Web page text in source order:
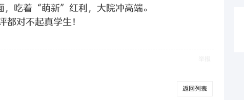
，吃着“萌新”红利，大院冲高端。
对不起真学生！
返回列表